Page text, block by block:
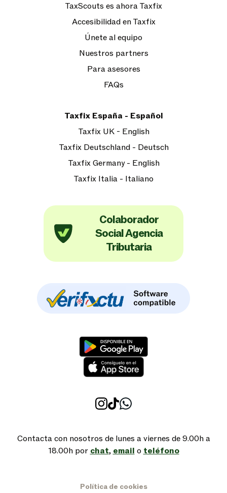
TaxScouts es ahora Taxfix
Accesibilidad en Taxfix
Únete al equipo
Nuestros partners
Para asesores
FAQs
Taxfix España - Español
Taxfix UK - English
Taxfix Deutschland - Deutsch
Taxfix Germany - English
Taxfix Italia - Italiano
Colaborador
Social Agencia
Tributaria
Contacta con nosotros de lunes a viernes de 9.00h a
18.00h por chat, email o teléfono
Política de cookies